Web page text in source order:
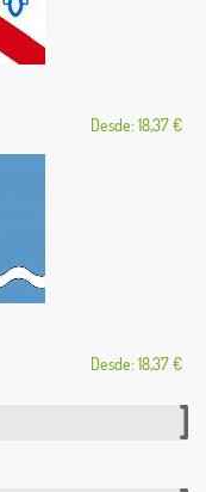
Desde: 18,37 €
Desde: 18,37 €